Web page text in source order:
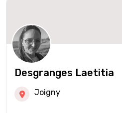
réseau Iad France et Iad
Desgranges Laetitia
Joigny